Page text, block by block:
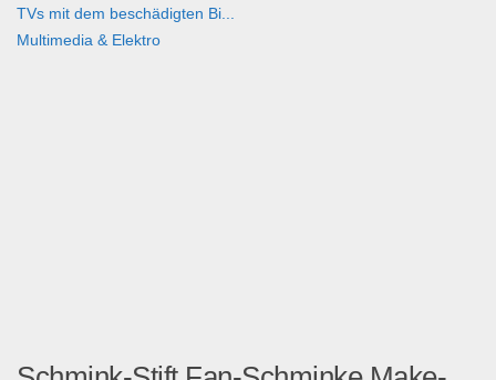
TVs mit dem beschädigten Bi...
Multimedia & Elektro